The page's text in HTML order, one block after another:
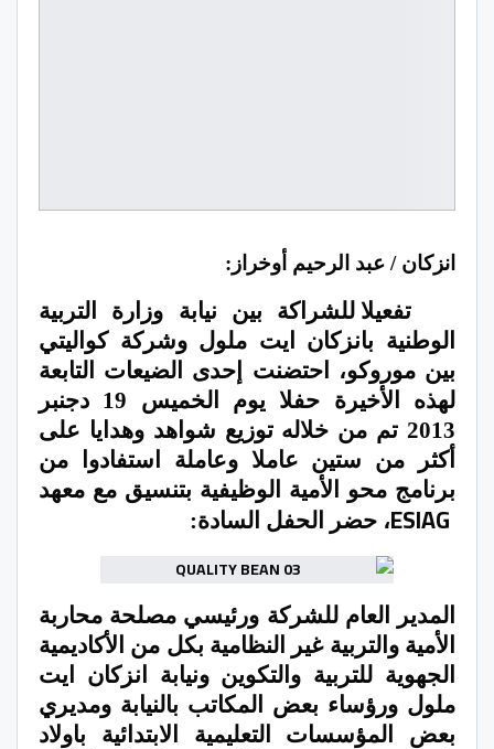
انزكان / عبد الرحيم أوخراز:
تفعيلا للشراكة بين نيابة وزارة التربية
الوطنية بانزكان ايت ملول وشركة كواليتي
بين موروكو، احتضنت إحدى الضيعات التابعة
لهذه الأخيرة حفلا يوم الخميس 19 دجنبر
2013 تم من خلاله توزيع شواهد وهدايا على
أكثر من ستين عاملا وعاملة استفادوا من
برنامج محو الأمية الوظيفية بتنسيق مع معهد
ESIAG، حضر الحفل السادة:
المدير العام للشركة ورئيسي مصلحة محاربة
الأمية والتربية غير النظامية بكل من الأكاديمية
الجهوية للتربية والتكوين ونيابة انزكان ايت
ملول ورؤساء بعض المكاتب بالنيابة ومديري
بعض المؤسسات التعليمية الابتدائية باولاد